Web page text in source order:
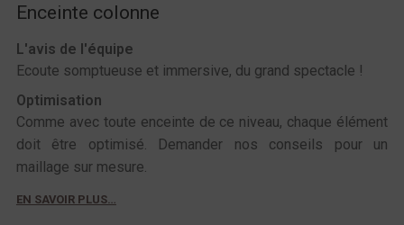
Enceinte colonne
L'avis de l'équipe
Ecoute somptueuse et immersive, du grand spectacle !
Optimisation
Comme avec toute enceinte de ce niveau, chaque élément
doit être optimisé. Demander nos conseils pour un
maillage sur mesure.
EN SAVOIR PLUS…